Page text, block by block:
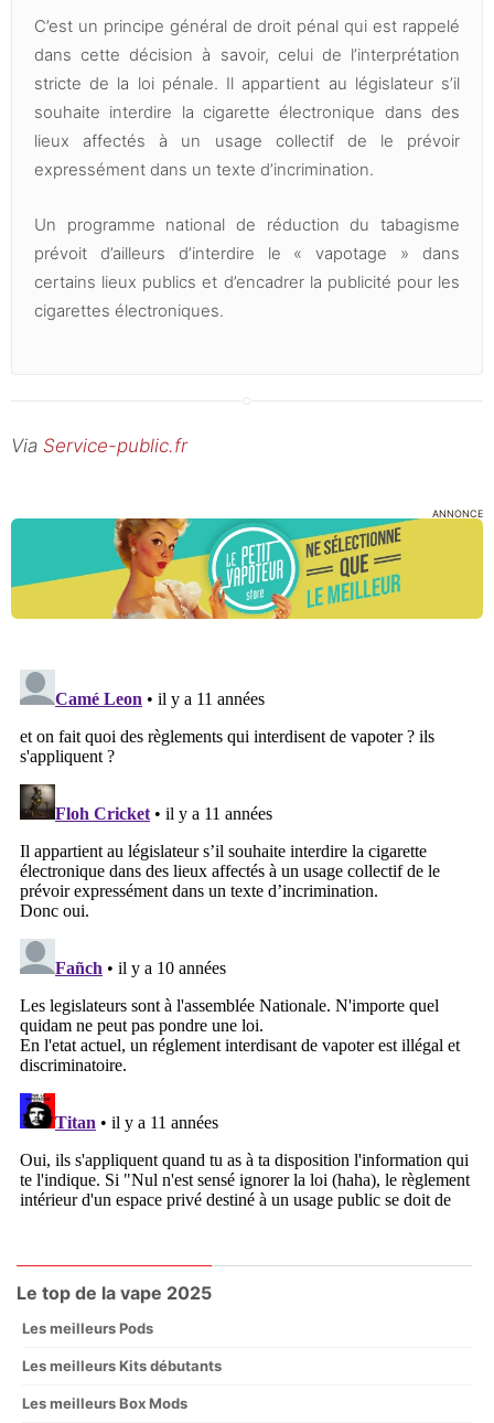
C’est un principe général de droit pénal qui est rappelé
dans cette décision à savoir, celui de l’interprétation
stricte de la loi pénale. Il appartient au législateur s’il
souhaite interdire la cigarette électronique dans des
lieux affectés à un usage collectif de le prévoir
expressément dans un texte d’incrimination.
Un programme national de réduction du tabagisme
prévoit d’ailleurs d’interdire le « vapotage » dans
certains lieux publics et d’encadrer la publicité pour les
cigarettes électroniques.
Via Service-public.fr
ANNONCE
Le top de la vape 2025
Les meilleurs Pods
Les meilleurs Kits débutants
Les meilleurs Box Mods